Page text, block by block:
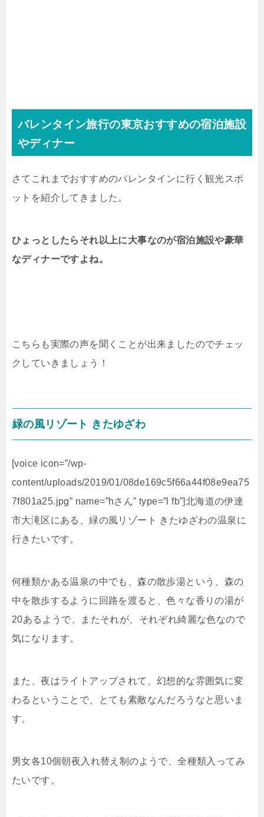
バレンタイン旅行の東京おすすめの宿泊施設
やディナー
さてこれまでおすすめのバレンタインに行く観光スポ
ットを紹介してきました。
ひょっとしたらそれ以上に大事なのが宿泊施設や豪華
なディナーですよね。
こちらも実際の声を聞くことが出来ましたのでチェッ
クしていきましょう！
緑の風リゾート きたゆざわ
[voice icon=”/wp-
content/uploads/2019/01/08de169c5f66a44f08e9ea75
7f801a25.jpg” name=”hさん” type=”l fb”]北海道の伊達
市大滝区にある、緑の風リゾート きたゆざわの温泉に
行きたいです。
何種類かある温泉の中でも、森の散歩湯という、森の
中を散歩するように回路を渡ると、色々な香りの湯が
20あるようで、またそれが、それぞれ綺麗な色なので
気になります。
また、夜はライトアップされて、幻想的な雰囲気に変
わるということで、とても素敵なんだろうなと思いま
す。
男女各10個朝夜入れ替え制のようで、全種類入ってみ
たいです。